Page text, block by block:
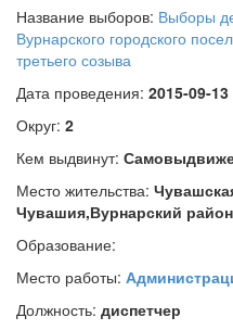
Название выборов: Выборы
Вурнарского городского
третьего созыва
Дата проведения: 2015-09-13
Округ: 2
Кем выдвинут:
Место жительства:
Чувашия,Вурнарский
Образование:
Место работы:
Должность: диспетчер